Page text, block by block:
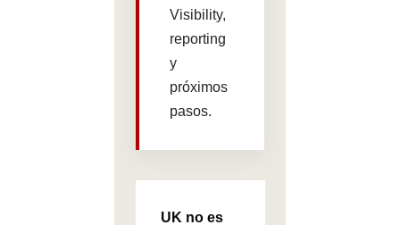
Visibility,
reporting
y
próximos
pasos.
UK no es